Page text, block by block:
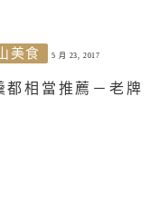
美食 5 月 23, 2017
都相當推薦－老牌